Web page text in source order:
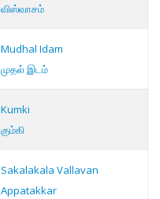
விஸ்வாசம்
Mudhal Idam
முதல் இடம்
Kumki
கும்கி
Sakalakala Vallavan
Appatakkar